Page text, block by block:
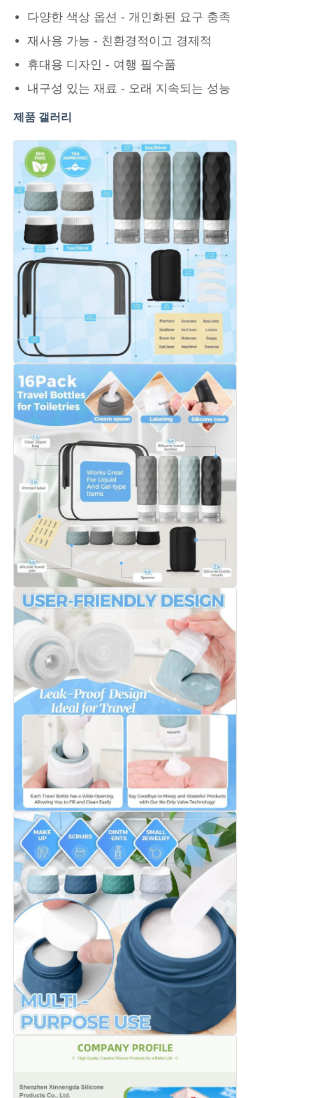
실리콘 여행 용기
실리콘 접이식 물병
접는 실리콘 컵
실리콘 주방 제품
실리콘 고무 제품
다양한 색상 옵션 - 개인화된 요구 충족
재사용 가능 - 친환경적이고 경제적
휴대용 디자인 - 여행 필수품
내구성 있는 재료 - 오래 지속되는 성능
제품 갤러리